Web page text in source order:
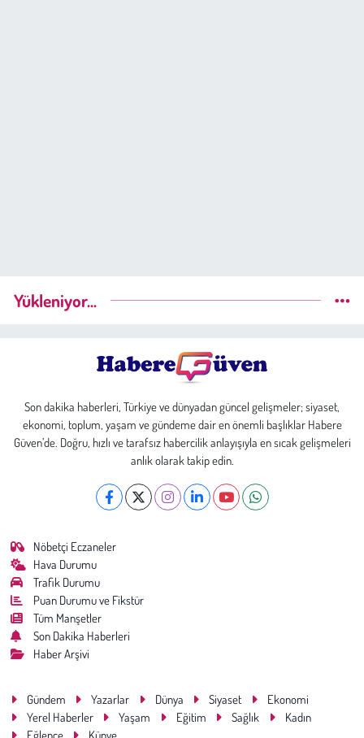
Yükleniyor...
Son dakika haberleri, Türkiye ve dünyadan güncel gelişmeler; siyaset,
ekonomi, toplum, yaşam ve gündeme dair en önemli başlıklar Habere
Güven’de. Doğru, hızlı ve tarafsız habercilik anlayışıyla en sıcak gelişmeleri
anlık olarak takip edin.
Nöbetçi Eczaneler
Hava Durumu
Trafik Durumu
Puan Durumu ve Fikstür
Tüm Manşetler
Son Dakika Haberleri
Haber Arşivi
Gündem Yazarlar Dünya Siyaset
Ekonomi
Yerel Haberler
Yaşam Eğitim Sağlık
Kadın
Eğlence
Künye